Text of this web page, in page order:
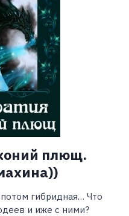
плющ.
гибридная… Что
и иже с ними?